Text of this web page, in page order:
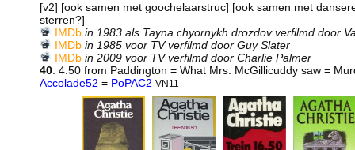
[v2] [ook samen met goochelaarstruc] [ook samen met
sterren?]
IMDb in 1983 als Tayna chyornykh drozdov verfilmd door
IMDb in 1985 voor TV verfilmd door Guy Slater
IMDb in 2009 voor TV verfilmd door Charlie Palmer
40: 4:50 from Paddington = What Mrs. McGillicuddy saw =
Accolade52 = PoPAC2 VN11